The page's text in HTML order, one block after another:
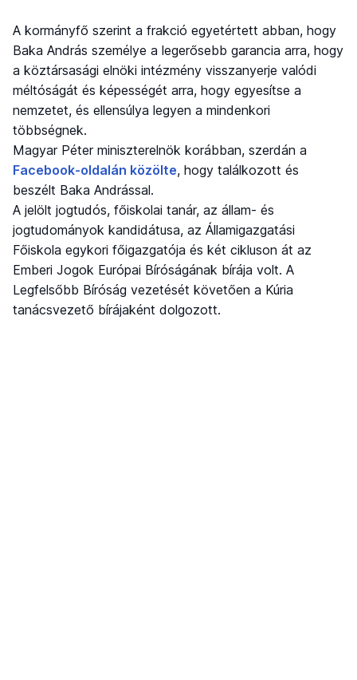
A kormányfő szerint a frakció egyetértett abban, hogy
Baka András személye a legerősebb garancia arra, hogy
a köztársasági elnöki intézmény visszanyerje valódi
méltóságát és képességét arra, hogy egyesítse a
nemzetet, és ellensúlya legyen a mindenkori
többségnek.
Magyar Péter miniszterelnök korábban, szerdán a
Facebook-oldalán közölte, hogy találkozott és
beszélt Baka Andrással.
A jelölt jogtudós, főiskolai tanár, az állam- és
jogtudományok kandidátusa, az Államigazgatási
Főiskola egykori főigazgatója és két cikluson át az
Emberi Jogok Európai Bíróságának bírája volt. A
Legfelsőbb Bíróság vezetését követően a Kúria
tanácsvezető bírájaként dolgozott.